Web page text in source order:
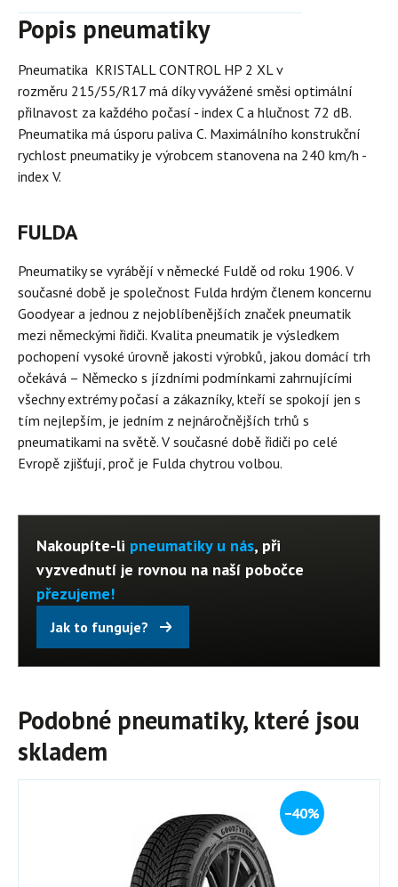
Popis pneumatiky
Pneumatika KRISTALL CONTROL HP 2 XL v
rozměru 215/55/R17 má díky vyvážené směsi optimální
přilnavost za každého počasí - index C a hlučnost 72 dB.
Pneumatika má úsporu paliva C. Maximálního konstrukční
rychlost pneumatiky je výrobcem stanovena na 240 km/h -
index V.
FULDA
Pneumatiky se vyrábějí v německé Fuldě od roku 1906. V
současné době je společnost Fulda hrdým členem koncernu
Goodyear a jednou z nejoblíbenějších značek pneumatik
mezi německými řidiči. Kvalita pneumatik je výsledkem
pochopení vysoké úrovně jakosti výrobků, jakou domácí trh
očekává – Německo s jízdními podmínkami zahrnujícími
všechny extrémy počasí a zákazníky, kteří se spokojí jen s
tím nejlepším, je jedním z nejnáročnějších trhů s
pneumatikami na světě. V současné době řidiči po celé
Evropě zjišťují, proč je Fulda chytrou volbou.
Nakoupíte-li pneumatiky u nás, při
vyzvednutí je rovnou na naší pobočce
přezujeme!
Jak to funguje?
Podobné pneumatiky, které jsou
skladem
−40%